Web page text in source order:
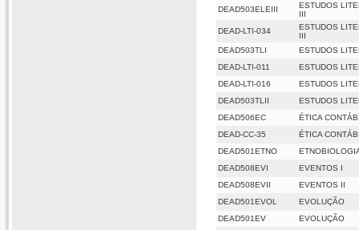
DEAD503ELEIII
ESTUDOS
III
DEAD-LTI-034
ESTUDOS
III
DEAD503TLI
ESTUDOS
DEAD-LTI-011
ESTUDOS
DEAD-LTI-016
ESTUDOS
DEAD503TLII
ESTUDOS
DEAD506EC
ÉTICA
DEAD-CC-35
ÉTICA
DEAD501ETNO
DEAD508EVI
EVENTOS I
DEAD508EVII
EVENTOS II
DEAD501EVOL
EVOLUÇÃO
DEAD501EV
EVOLUÇÃO